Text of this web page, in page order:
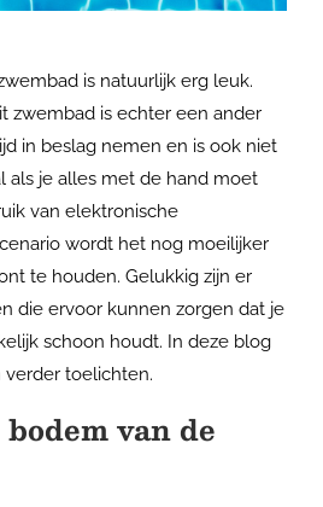
is natuurlijk erg leuk.
zwembad is echter een ander
in beslag nemen en is ook niet
als je alles met de hand moet
van elektronische
wordt het nog moeilijker
te houden. Gelukkig zijn er
die ervoor kunnen zorgen dat je
schoon houdt. In deze blog
toelichten.
van de